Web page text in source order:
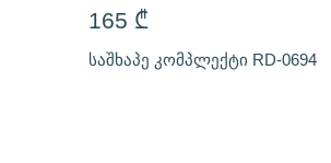
165 ₾
საშხაპე კომპლექტი RD-0694